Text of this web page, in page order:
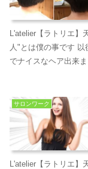
L'atelier【ラトリエ】
人"とは僕の事です
でナイスなヘア出来
サロンワーク
L'atelier【ラトリエ】